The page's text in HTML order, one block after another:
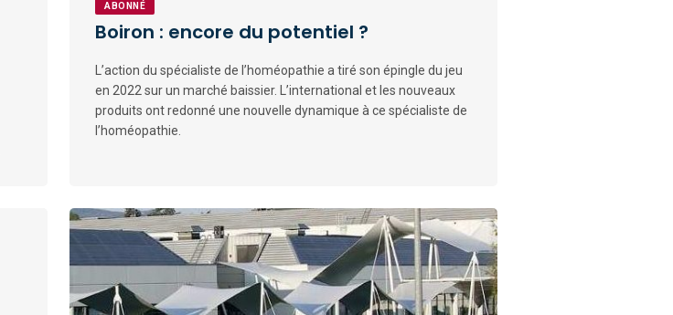
ABONNÉ
Boiron : encore du potentiel ?
L’action du spécialiste de l’homéopathie a tiré son épingle du jeu
en 2022 sur un marché baissier. L’international et les nouveaux
produits ont redonné une nouvelle dynamique à ce spécialiste de
l’homéopathie.